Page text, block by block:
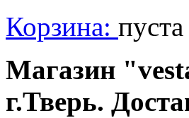
Корзина: пуста
Магазин
г.Тверь.